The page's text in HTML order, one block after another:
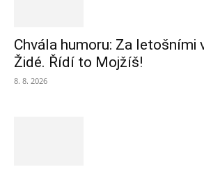
Chvála humoru: Za letošními
Židé. Řídí to Mojžíš!
8. 8. 2026